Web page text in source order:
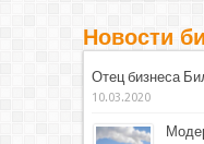
Новости
Отец бизнеса
10.03.2020